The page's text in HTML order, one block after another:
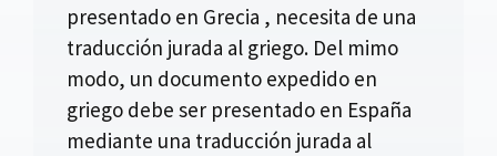
presentado en Grecia , necesita de una
traducción jurada al griego. Del mimo
modo, un documento expedido en
griego debe ser presentado en España
mediante una traducción jurada al